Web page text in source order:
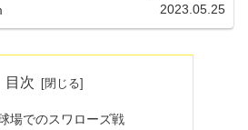
2023.05.25
目次
場でのスワローズ戦